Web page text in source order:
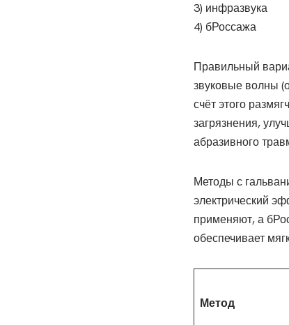
3) инфразвука
4) бРоссажа
Правильный
звуковые волны
счёт этого
загрязнения,
абразивного
Методы с
электрический
применяют, а
обеспечивает
Метод